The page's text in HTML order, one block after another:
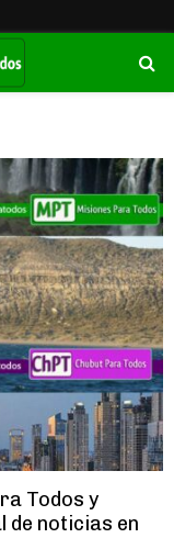
Todos y
de noticias en